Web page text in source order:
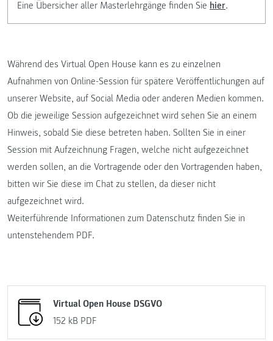
Eine Übersicher aller Masterlehrgänge finden Sie hier.
Während des Virtual Open House kann es zu einzelnen
Aufnahmen von Online-Session für spätere Veröffentlichungen auf
unserer Website, auf Social Media oder anderen Medien kommen.
Ob die jeweilige Session aufgezeichnet wird sehen Sie an einem
Hinweis, sobald Sie diese betreten haben. Sollten Sie in einer
Session mit Aufzeichnung Fragen, welche nicht aufgezeichnet
werden sollen, an die Vortragende oder den Vortragenden haben,
bitten wir Sie diese im Chat zu stellen, da dieser nicht
aufgezeichnet wird.
Weiterführende Informationen zum Datenschutz finden Sie in
untenstehendem PDF.
Virtual Open House DSGVO
152 kB PDF